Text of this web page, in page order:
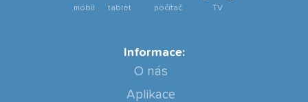
Informace:
O nás
Aplikace
mobil tablet počítač TV